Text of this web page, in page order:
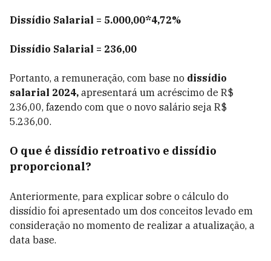
Dissídio Salarial = 5.000,00*4,72%
Dissídio Salarial = 236,00
Portanto, a remuneração, com base no dissídio
salarial 2024, apresentará um acréscimo de R$
236,00, fazendo com que o novo salário seja R$
5.236,00.
O que é dissídio retroativo e dissídio
proporcional?
Anteriormente, para explicar sobre o cálculo do
dissídio foi apresentado um dos conceitos levado em
consideração no momento de realizar a atualização, a
data base.